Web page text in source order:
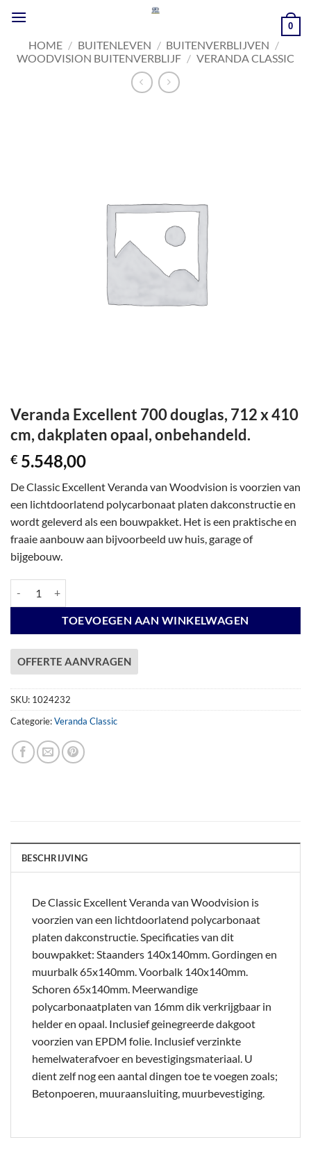
naar
inhoud
0
HOME / BUITENLEVEN / BUITENVERBLIJVEN /
WOODVISION BUITENVERBLIJF / VERANDA CLASSIC
Veranda Excellent 700 douglas, 712 x 410
cm, dakplaten opaal, onbehandeld.
€ 5.548,00
De Classic Excellent Veranda van Woodvision is voorzien van
een lichtdoorlatend polycarbonaat platen dakconstructie en
wordt geleverd als een bouwpakket. Het is een praktische en
fraaie aanbouw aan bijvoorbeeld uw huis, garage of
bijgebouw.
TOEVOEGEN AAN WINKELWAGEN
OFFERTE AANVRAGEN
SKU: 1024232
Categorie:Veranda Classic
BESCHRIJVING
De Classic Excellent Veranda van Woodvision is
voorzien van een lichtdoorlatend polycarbonaat
platen dakconstructie. Specificaties van dit
bouwpakket: Staanders 140x140mm. Gordingen en
muurbalk 65x140mm. Voorbalk 140x140mm.
Schoren 65x140mm. Meerwandige
polycarbonaatplaten van 16mm dik verkrijgbaar in
helder en opaal. Inclusief geinegreerde dakgoot
voorzien van EPDM folie. Inclusief verzinkte
hemelwaterafvoer en bevestigingsmateriaal. U
dient zelf nog een aantal dingen toe te voegen zoals;
Betonpoeren, muuraansluiting, muurbevestiging.